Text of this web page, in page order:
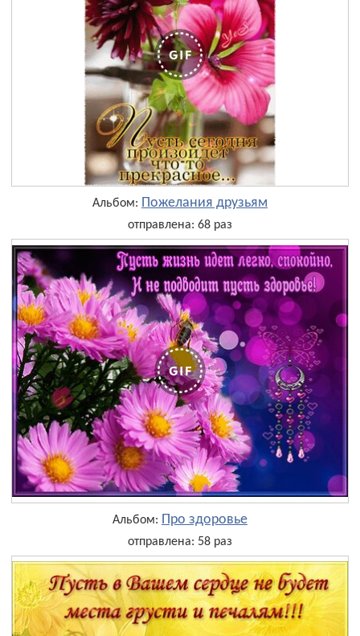
Альбом: Пожелания друзьям
отправлена: 68 раз
Альбом: Про здоровье
отправлена: 58 раз